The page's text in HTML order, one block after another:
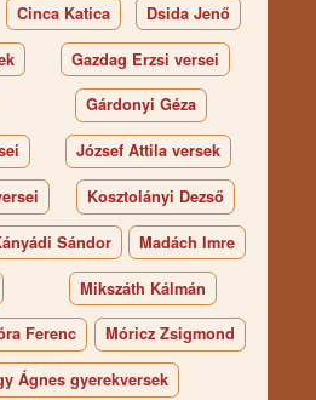
Cinca Katica Dsida Jenő
Gazdag Erzsi versei
Gárdonyi Géza
József Attila versek
Kosztolányi Dezső
Sándor Madách Imre
Mikszáth Kálmán
Ferenc Móricz Zsigmond
Ágnes gyerekversek